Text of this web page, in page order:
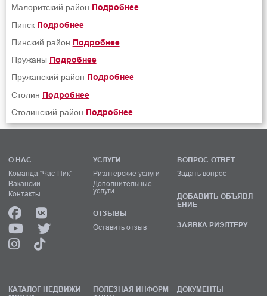
Малоритский район Подробнее
Пинск Подробнее
Пинский район Подробнее
Пружаны Подробнее
Пружанский район Подробнее
Столин Подробнее
Столинский район Подробнее
О НАС
Команда "Час-Пик"
Вакансии
Контакты
УСЛУГИ
Риэлтерские услуги
Дополнительные
услуги
ОТЗЫВЫ
Оставить отзыв
ВОПРОС-ОТВЕТ
Задать вопрос
ДОБАВИТЬ ОБЪЯВЛ
ЕНИЕ
ЗАЯВКА РИЭЛТЕРУ
КАТАЛОГ НЕДВИЖИ
ПОЛЕЗНАЯ ИНФОРМ
ДОКУМЕНТЫ